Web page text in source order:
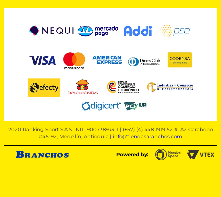
2020 Ranking Sport S.A.S | NIT: 900738933-1 | (+57) (4) 448 1919 52 #, Av. Carabobo
#45-92, Medellín, Antioquia | info@tiendasbranchos.com
Powered by: